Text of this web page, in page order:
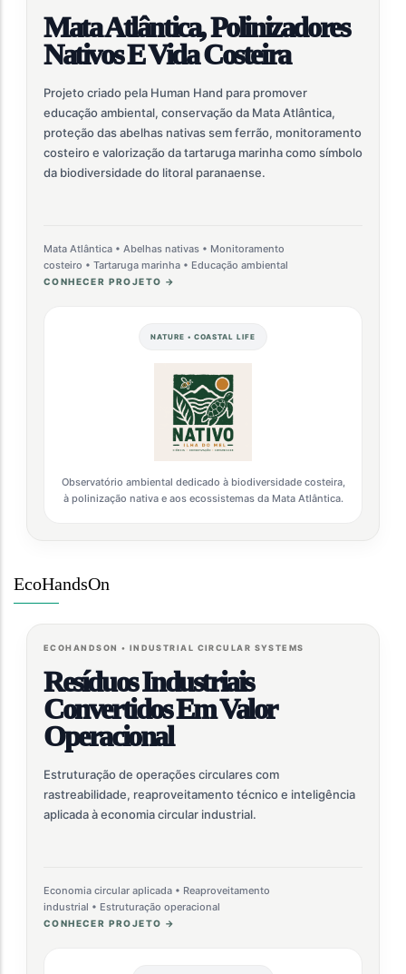
Mata Atlântica, Polinizadores
Nativos E Vida Costeira
Projeto criado pela Human Hand para promover
educação ambiental, conservação da Mata Atlântica,
proteção das abelhas nativas sem ferrão, monitoramento
costeiro e valorização da tartaruga marinha como símbolo
da biodiversidade do litoral paranaense.
Mata Atlântica • Abelhas nativas • Monitoramento
costeiro • Tartaruga marinha • Educação ambiental
CONHECER PROJETO →
NATURE • COASTAL LIFE
Observatório ambiental dedicado à biodiversidade costeira,
à polinização nativa e aos ecossistemas da Mata Atlântica.
EcoHandsOn
ECOHANDSON • INDUSTRIAL CIRCULAR SYSTEMS
Resíduos Industriais
Convertidos Em Valor
Operacional
Estruturação de operações circulares com
rastreabilidade, reaproveitamento técnico e inteligência
aplicada à economia circular industrial.
Economia circular aplicada • Reaproveitamento
industrial • Estruturação operacional
CONHECER PROJETO →